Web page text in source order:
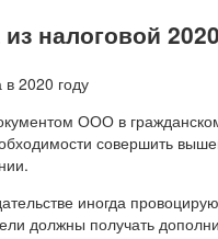
налоговой 2020
ООО в
совершить
иногда
должны получать